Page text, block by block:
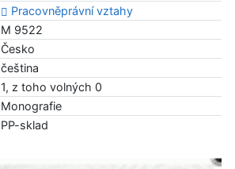
Pracovněprávní vztahy
M 9522
Česko
čeština
1, z toho volných 0
Monografie
PP-sklad